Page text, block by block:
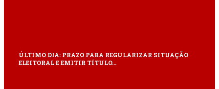
ÚLTIMO DIA: PRAZO PARA REGULARIZAR SITUAÇÃO
ELEITORAL E EMITIR TÍTULO…